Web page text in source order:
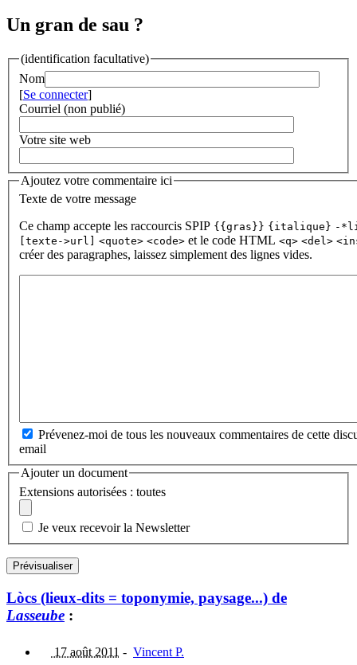
Un gran de sau ?
(identification facultative)
Nom
[Se connecter]
Courriel (non publié)
Votre site web
Ajoutez votre commentaire ici
Texte de votre message
Ce champ accepte les raccourcis SPIP {{gras}} {italique} -
[texte->url]
<quote> <code> et le code HTML <q> <del>
créer des paragraphes, laissez simplement des lignes vides.
Prévenez-moi de tous les nouveaux commentaires de cette
email
Ajouter un document
Extensions autorisées : toutes
Je veux recevoir la Newsletter
Lòcs (lieux-dits = toponymie, paysage...) de
Lasseube :
17 août 2011 - Vincent P.